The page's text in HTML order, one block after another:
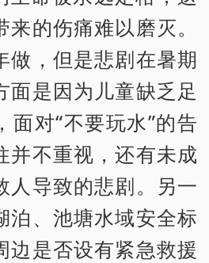
的伤痛难以磨灭。
做，但是悲剧在暑期
面是因为儿童缺乏足
面对“不要玩水”的告
并不重视，还有未成
人导致的悲剧。另一
泊、池塘水域安全标
边是否设有紧急救援